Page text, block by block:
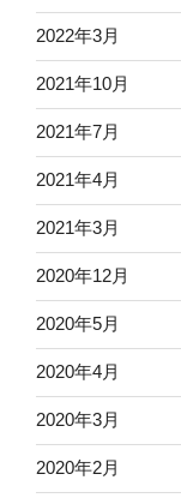
2022年3月
2021年10月
2021年7月
2021年4月
2021年3月
2020年12月
2020年5月
2020年4月
2020年3月
2020年2月